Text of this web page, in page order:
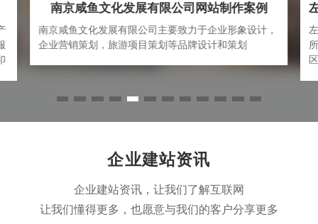
南京咸鱼文化发展有限公司网站制作案例
南京咸鱼文化发展有限公司主要致力于企业形象设计，
企业营销策划，旅游项目策划等品牌设计和策划
企业建站资讯
企业建站资讯，让我们了解互联网
让我们懂得更多，也愿意与我们的客户分享更多